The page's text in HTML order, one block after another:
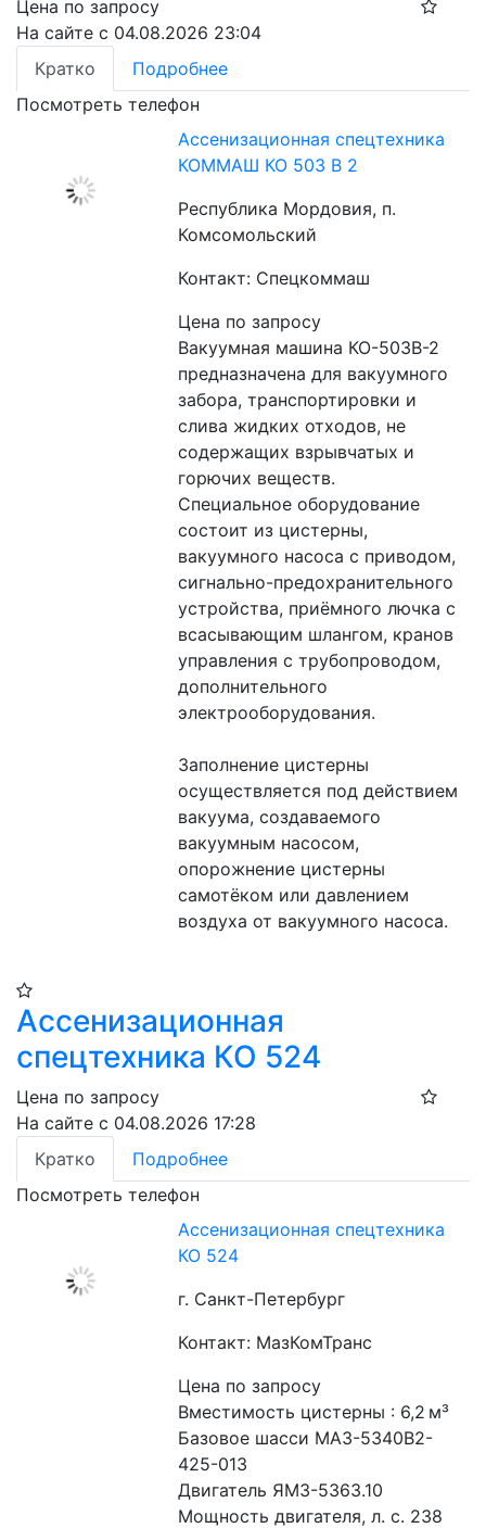
Цена по запросу
На сайте с 04.08.2026 23:04
Кратко
Подробнее
Посмотреть телефон
Ассенизационная спецтехника
КОММАШ КО 503 В 2
Республика Мордовия, п.
Комсомольский
Контакт: Спецкоммаш
Цена по запросу
Вакуумная машина КО-503В-2
предназначена для вакуумного
забора, транспортировки и
слива жидких отходов, не
содержащих взрывчатых и
горючих веществ.
Специальное оборудование
состоит из цистерны,
вакуумного насоса с приводом,
сигнально-предохранительного
устройства, приёмного лючка с
всасывающим шлангом, кранов
управления с трубопроводом,
дополнительного
электрооборудования.
Заполнение цистерны
осуществляется под действием
вакуума, создаваемого
вакуумным насосом,
опорожнение цистерны
самотёком или давлением
воздуха от вакуумного насоса.
Ассенизационная
спецтехника КО 524
Цена по запросу
На сайте с 04.08.2026 17:28
Кратко
Подробнее
Посмотреть телефон
Ассенизационная спецтехника
КО 524
г. Санкт-Петербург
Контакт: МазКомТранс
Цена по запросу
Вместимость цистерны : 6,2 м³
Базовое шасси МАЗ-5340В2-
425-013
Двигатель ЯМЗ-5363.10
Мощность двигателя, л. с. 238